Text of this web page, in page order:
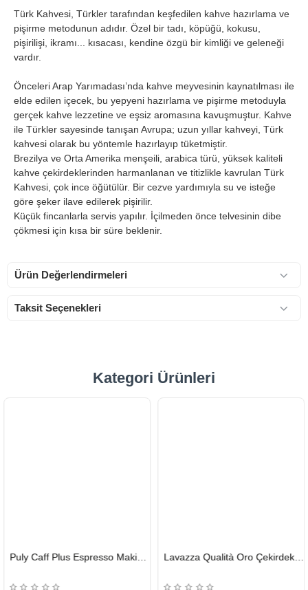
Türk Kahvesi, Türkler tarafından keşfedilen kahve hazırlama ve
pişirme metodunun adıdır. Özel bir tadı, köpüğü, kokusu,
pişirilişi, ikramı... kısacası, kendine özgü bir kimliği ve geleneği
vardır.
Önceleri Arap Yarımadası’nda kahve meyvesinin kaynatılması ile
elde edilen içecek, bu yepyeni hazırlama ve pişirme metoduyla
gerçek kahve lezzetine ve eşsiz aromasına kavuşmuştur. Kahve
ile Türkler sayesinde tanışan Avrupa; uzun yıllar kahveyi, Türk
kahvesi olarak bu yöntemle hazırlayıp tüketmiştir.
Brezilya ve Orta Amerika menşeili, arabica türü, yüksek kaliteli
kahve çekirdeklerinden harmanlanan ve titizlikle kavrulan Türk
Kahvesi, çok ince öğütülür. Bir cezve yardımıyla su ve isteğe
göre şeker ilave edilerek pişirilir.
Küçük fincanlarla servis yapılır. İçilmeden önce telvesinin dibe
çökmesi için kısa bir süre beklenir.
Ürün Değerlendirmeleri
Taksit Seçenekleri
Kategori Ürünleri
GÖNDERİ
GÖNDERİ
Lavazza Qualità Oro Çekirdek Kahve 1 KG x 2